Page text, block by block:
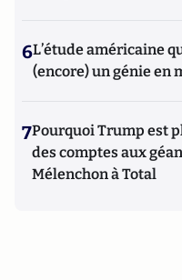
6L’étude américaine
(encore) un génie en
7Pourquoi Trump est
des comptes aux
Mélenchon à Total